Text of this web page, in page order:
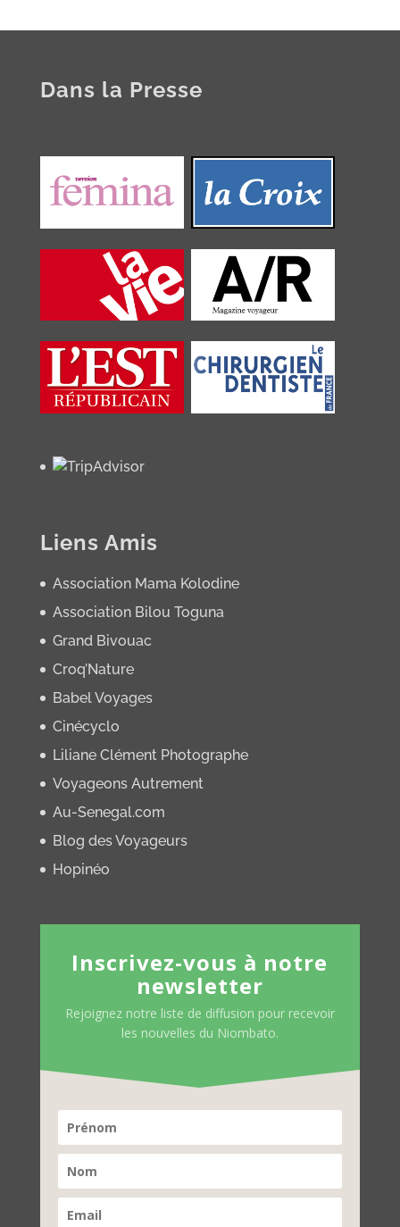
Dans la Presse
Liens Amis
Association Mama Kolodine
Association Bilou Toguna
Grand Bivouac
Croq’Nature
Babel Voyages
Cinécyclo
Liliane Clément Photographe
Voyageons Autrement
Au-Senegal.com
Blog des Voyageurs
Hopinéo
Inscrivez-vous à notre
newsletter
Rejoignez notre liste de diffusion pour recevoir
les nouvelles du Niombato.